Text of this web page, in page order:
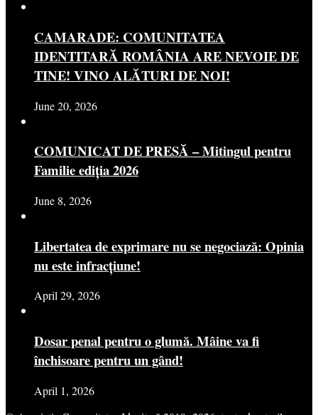
CAMARADE: COMUNITATEA
IDENTITARĂ ROMÂNIA ARE NEVOIE DE
TINE! VINO ALĂTURI DE NOI!
June 20, 2026
COMUNICAT DE PRESĂ – Mitingul pentru
Familie ediția 2026
June 8, 2026
Libertatea de exprimare nu se negociază: Opinia
nu este infracțiune!
April 29, 2026
Dosar penal pentru o glumă. Mâine va fi
închisoare pentru un gând!
April 1, 2026